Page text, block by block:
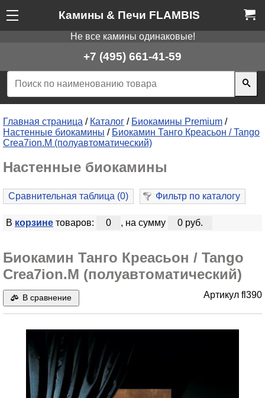
Камины & Печи FLAMBIS
Не все камины одинаковые!
+7 (495) 661-41-59
Главная страница / Каталог / Биокамины Premium /
Настенные биокамины / Биокамин Танго Креасьон / Tango
Crea7ion.M (полуавтоматический)
Настенные биокамины
Сравнительная таблица (0) Фильтр по каталогу
В корзинетоваров: 0 , на сумму 0 руб.
Биокамин Танго Креасьон / Tango
Crea7ion.M (полуавтоматический)
В сравнение Артикул fl390